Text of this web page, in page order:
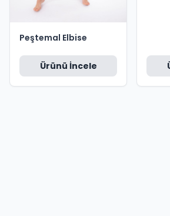
Peştemal Elbise
Ürünü İncele